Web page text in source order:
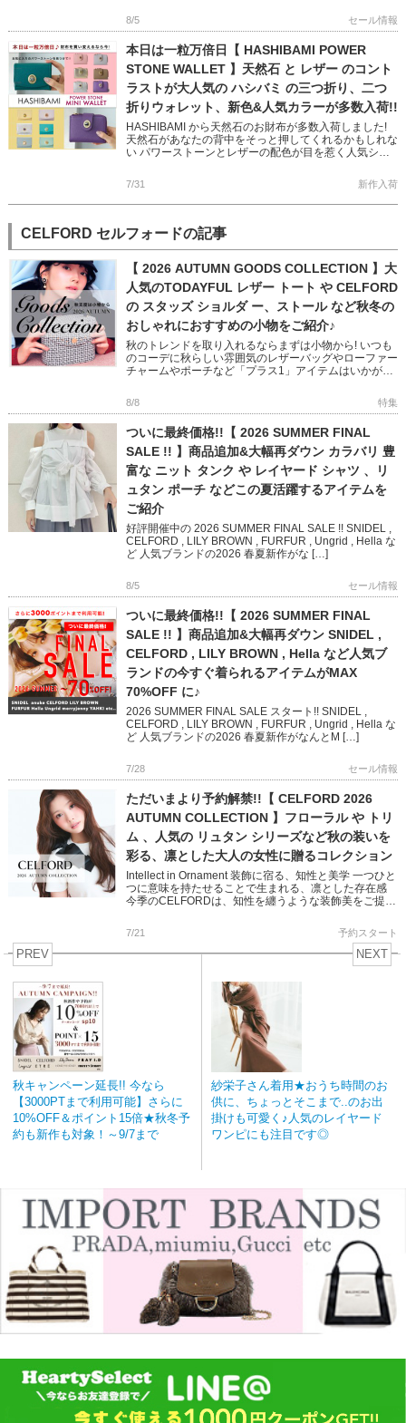
8/5 セール情報
本日は一粒万倍日【 HASHIBAMI POWER
STONE WALLET 】天然石 と レザー のコント
ラストが大人気の ハシバミ の三つ折り、二つ
折りウォレット、新色&人気カラーが多数入荷!!
HASHIBAMI から天然石のお財布が多数入荷しました!
天然石があなたの背中をそっと押してくれるかもしれな
い パワーストーンとレザーの配色が目を惹く人気シリ
7/31 新作入荷
CELFORD セルフォードの記事
【 2026 AUTUMN GOODS COLLECTION 】大
人気のTODAYFUL レザー トート や CELFORD
の スタッズ ショルダ ー、ストール など秋冬の
おしゃれにおすすめの小物をご紹介♪
秋のトレンドを取り入れるならまずは小物から! いつも
のコーデに秋らしい雰囲気のレザーバッグやローファー
チャームやポーチなど「プラス1」アイテムはいかがで
8/8 特集
ついに最終価格!!【 2026 SUMMER FINAL
SALE !! 】商品追加&大幅再ダウン カラバリ 豊
富な ニット タンク や レイヤード シャツ 、リ
ュタン ポーチ などこの夏活躍するアイテムを
ご紹介
好評開催中の 2026 SUMMER FINAL SALE !! SNIDEL ,
CELFORD , LILY BROWN , FURFUR , Ungrid , Hella な
ど 人気ブランドの2026 春夏新作がな […]
8/5 セール情報
ついに最終価格!!【 2026 SUMMER FINAL
SALE !! 】商品追加&大幅再ダウン SNIDEL ,
CELFORD , LILY BROWN , Hella など人気ブ
ランドの今すぐ着られるアイテムがMAX
70%OFF に♪
2026 SUMMER FINAL SALE スタート!! SNIDEL ,
CELFORD , LILY BROWN , FURFUR , Ungrid , Hella な
ど 人気ブランドの2026 春夏新作がなんとM […]
7/28 セール情報
ただいまより予約解禁!!【 CELFORD 2026
AUTUMN COLLECTION 】フローラル や トリ
ム 、人気の リュタン シリーズなど秋の装いを
彩る、凛とした大人の女性に贈るコレクション
Intellect in Ornament 装飾に宿る、知性と美学 一つひと
つに意味を持たせることで生まれる、凛とした存在感
今季のCELFORDは、知性を纏うような装飾美をご提案
7/21 予約スタート
PREV
秋キャンペーン延長!! 今なら
【3000PTまで利用可能】さらに
10%OFF＆ポイント15倍★秋冬予
約も新作も対象！～9/7まで
NEXT
紗栄子さん着用★おうち時間のお
供に、ちょっとそこまで..のお出
掛けも可愛く♪人気のレイヤード
ワンピにも注目です◎